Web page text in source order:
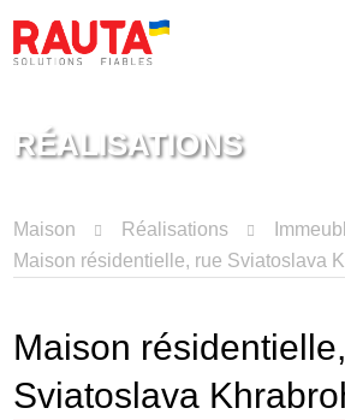
RÉALISATIONS
Maison Réalisations
Maison résidentielle, rue Sviatoslava
Maison
Sviatoslava